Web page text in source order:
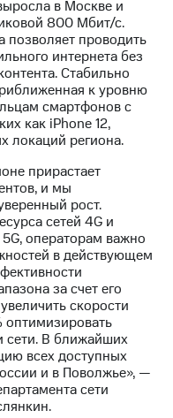
в Москве и
800 Мбит/с.
позволяет проводить
интернета без
Стабильно
к уровню
смартфонов с
как iPhone 12,
локаций региона.
прирастает
и мы
рост.
сетей 4G и
операторам важно
в действующем
за счет его
скорости
оптимизировать
сети. В ближайших
всех доступных
и в Поволжье», —
сети